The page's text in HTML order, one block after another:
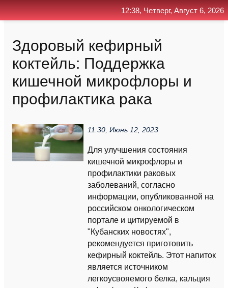
Здоровый кефирный
коктейль: Поддержка
кишечной микрофлоры и
профилактика рака
11:30, Июнь 12, 2023
Для улучшения состояния
кишечной микрофлоры и
профилактики раковых
заболеваний, согласно
информации, опубликованной на
российском онкологическом
портале и цитируемой в
"Кубанских новостях",
рекомендуется приготовить
кефирный коктейль. Этот напиток
является источником
легкоусвояемого белка, кальция
12:38, Четверг, Август 6, 2026